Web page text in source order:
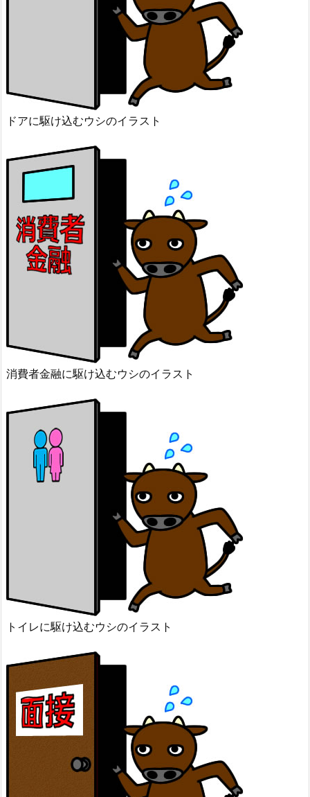
ドアに駆け込むウシのイラスト
消費者金融に駆け込むウシのイラスト
トイレに駆け込むウシのイラスト